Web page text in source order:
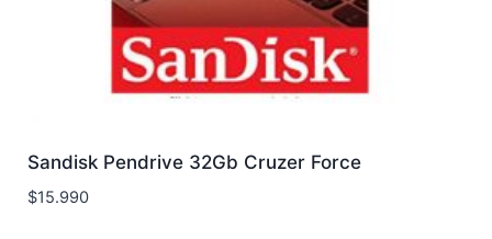
Sandisk Pendrive 32Gb Cruzer Force
$15.990